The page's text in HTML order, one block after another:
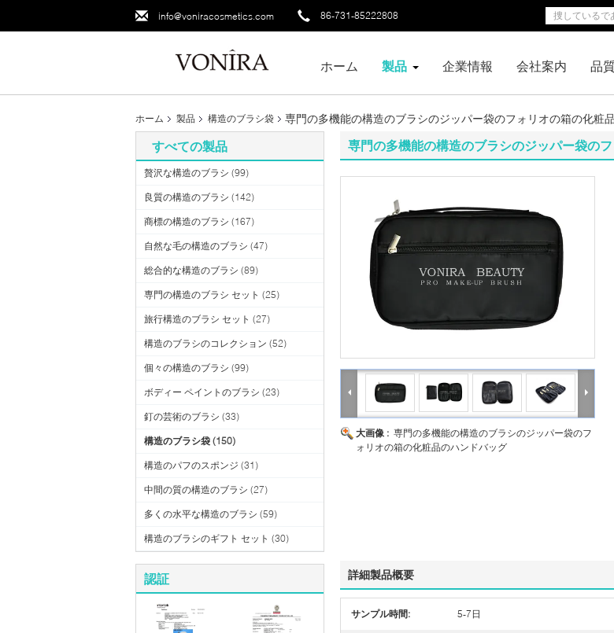
info@voniracosmetics.com 86-731-85222808
ホーム 製品 企業情報 会社案内 品
ホーム 製品 構造のブラシ袋 専門の多機能の構造のブラシのジッパー袋のフォリオの箱の化粧
すべての製品
贅沢な構造のブラシ (99)
良質の構造のブラシ (142)
商標の構造のブラシ (167)
自然な毛の構造のブラシ (47)
総合的な構造のブラシ (89)
専門の構造のブラシ セット (25)
旅行構造のブラシ セット (27)
構造のブラシのコレクション (52)
個々の構造のブラシ (99)
ボディー ペイントのブラシ (23)
釘の芸術のブラシ (33)
構造のブラシ袋 (150)
構造のパフのスポンジ (31)
中間の質の構造のブラシ (27)
多くの水平な構造のブラシ (59)
構造のブラシのギフト セット (30)
認証
専門の多機能の構造のブラシのジッパー袋の
大画像 : 専門の多機能の構造のブラシのジッパー袋のフ
ォリオの箱の化粧品のハンドバッグ
詳細製品概要
サンプル時間: 5-7日